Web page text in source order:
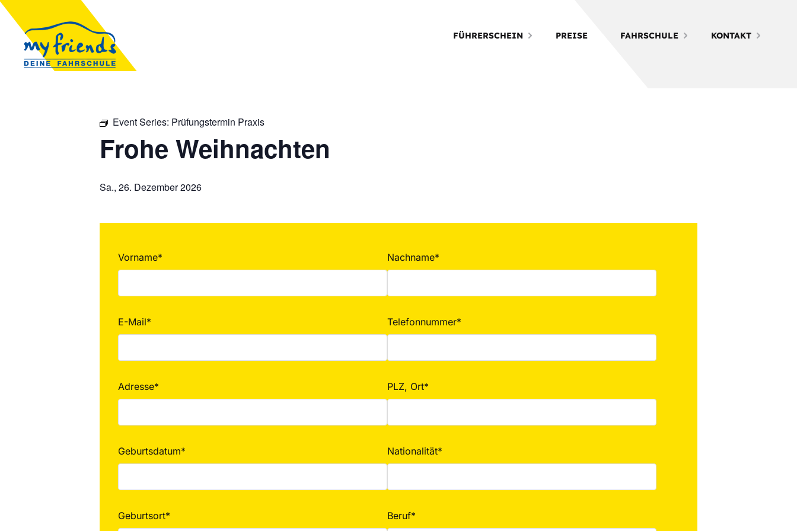
FÜHRERSCHEIN PREISE FAHRSCHULE KONTAKT
Event Series: Prüfungstermin Praxis
Frohe Weihnachten
Sa., 26. Dezember 2026
Vorname* Nachname*
E-Mail* Telefonnummer*
Adresse* PLZ, Ort*
Geburtsdatum* Nationalität*
Geburtsort* Beruf*